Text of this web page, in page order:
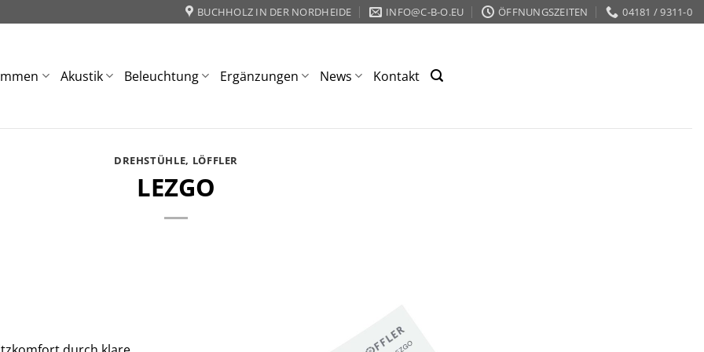
BUCHHOLZ IN DER NORDHEIDE INFO@C-B-O.EU ÖFFNUNGSZEITEN 04181 / 9311-0
Akustik Beleuchtung Ergänzungen News Kontakt
DREHSTÜHLE, LÖFFLER
LEZGO